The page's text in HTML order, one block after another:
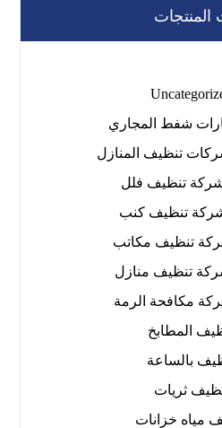
المنتجات
شفط المجاري
تنظيف فلل
تنظيف كنب
تنظيف مكاتب
تنظيف منازل
مكافحة الرمة
المطابخ
بالساعة
ثريات
مياه خزانات